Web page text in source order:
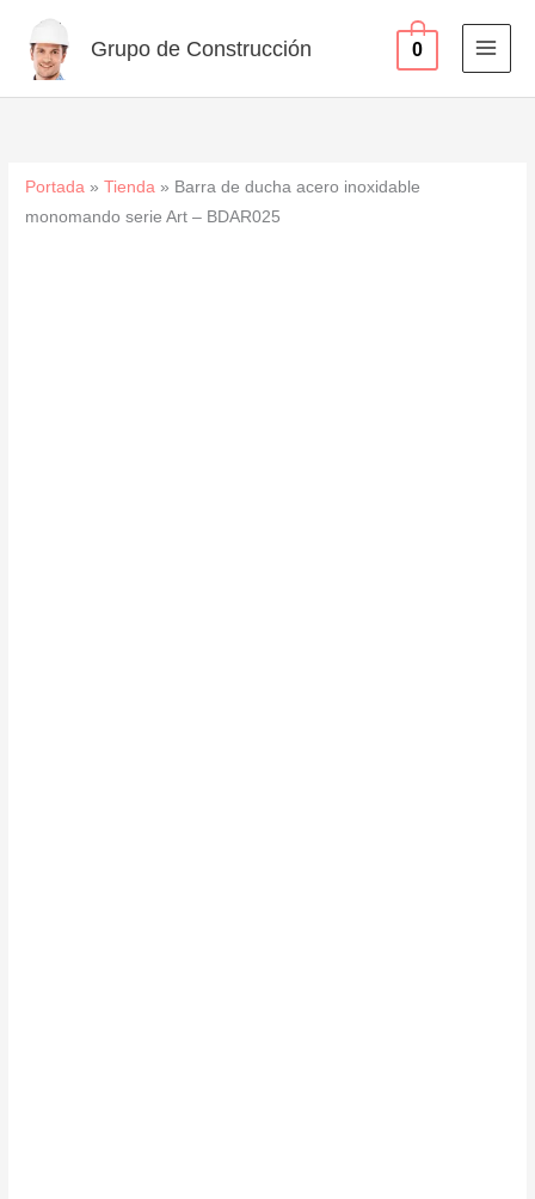
contenido
Grupo de Construcción 0
Portada »Tienda » Barra de ducha acero inoxidable
monomando serie Art – BDAR025
serie
Art
cantidad